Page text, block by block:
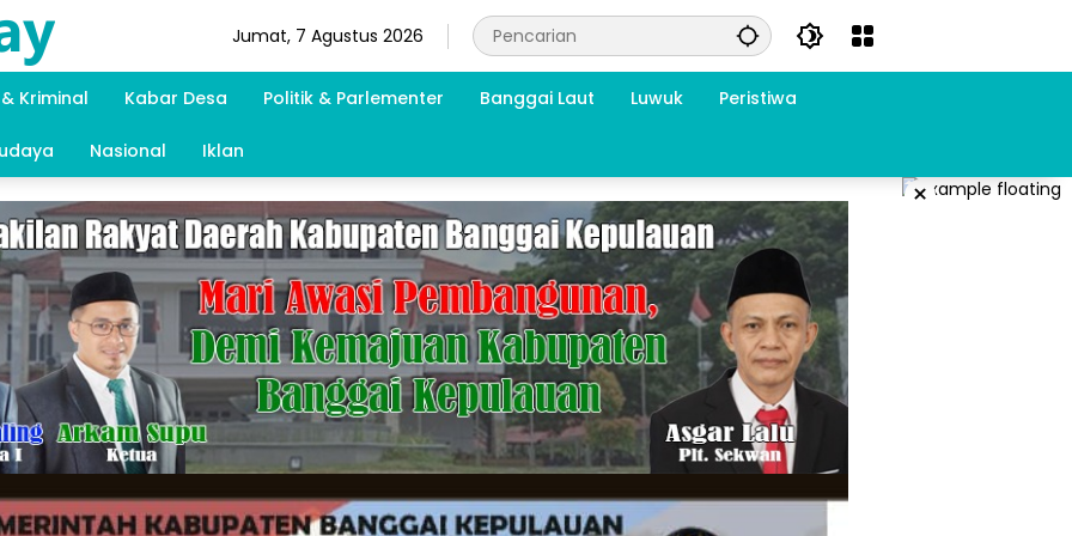
Jumat, 7 Agustus 2026
Kriminal Kabar Desa Politik & Parlementer Banggai Laut Luwuk Peristiwa
Nasional Iklan
×